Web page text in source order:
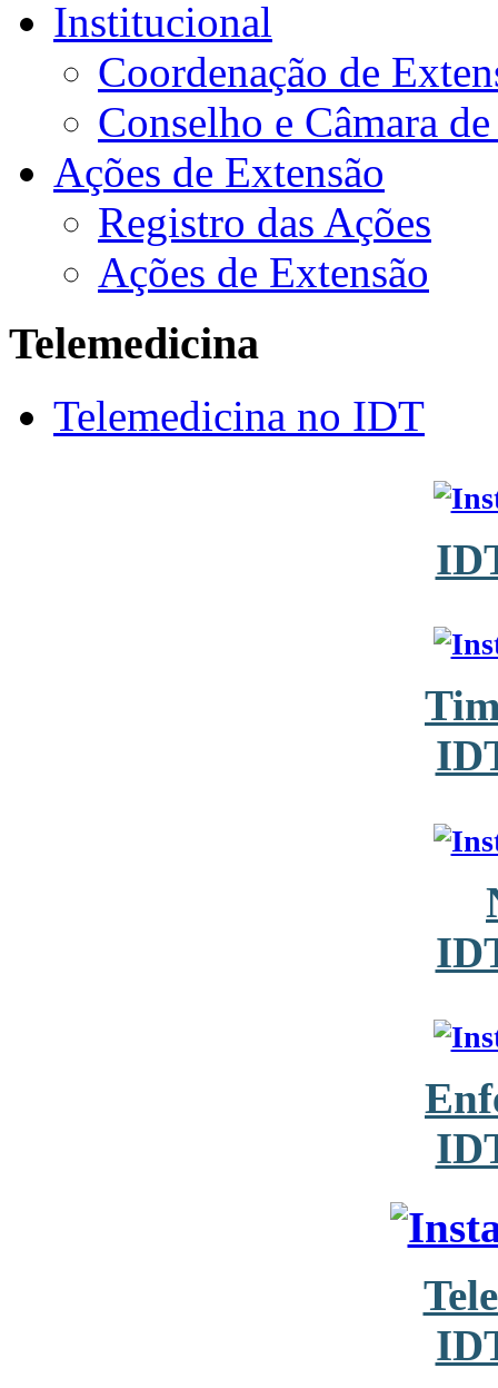
Institucional
Coordenação de
Conselho e Câmara
Ações de Extensão
Registro das Ações
Ações de Extensão
Telemedicina
Telemedicina no IDT